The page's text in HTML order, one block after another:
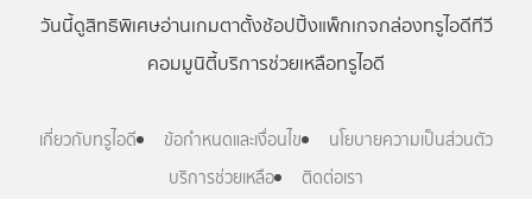
วันนี้ดูสิทธิพิเศษอ่านเกมตาตั้งช้อปปิ้งแพ็กเกจกล่องทรูไอดีทีวี
คอมมูนิตี้บริการช่วยเหลือทรูไอดี
เกี่ยวกับทรูไอดี ข้อกำหนดและเงื่อนไข
นโยบายความเป็นส่วนตัว
บริการช่วยเหลือ
ติดต่อเรา